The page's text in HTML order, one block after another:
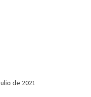
de 2021